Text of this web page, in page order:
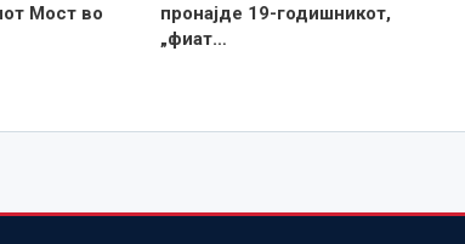
Мост во
пронајде 19-годишникот,
„фиат…